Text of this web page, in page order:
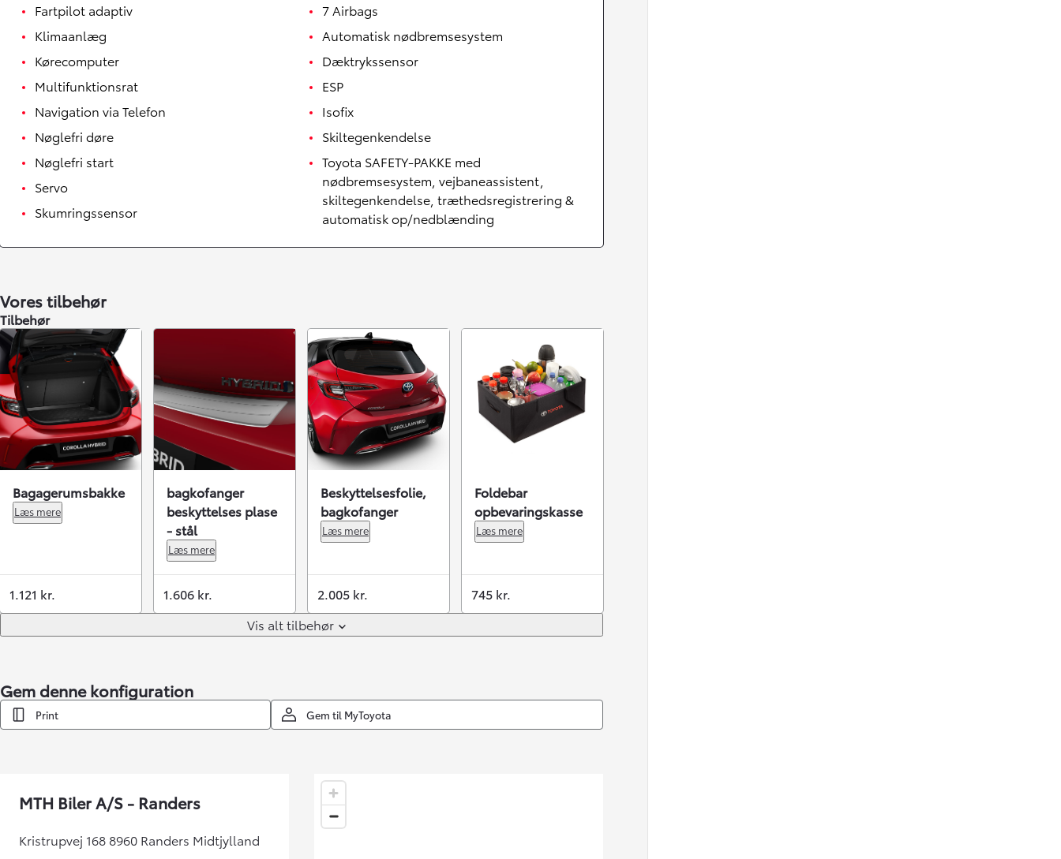
Yaris
Fartpilot adaptiv
Klimaanlæg
Kørecomputer
Multifunktionsrat
Navigation via Telefon
Nøglefri døre
Nøglefri start
Servo
Skumringssensor
7 Airbags
Automatisk nødbremsesystem
Dæktrykssensor
ESP
Isofix
Skiltegenkendelse
Toyota SAFETY-PAKKE med
nødbremsesystem, vejbaneassistent,
skiltegenkendelse, træthedsregistrering &
automatisk op/nedblænding
Vores tilbehør
Tilbehør
Bagagerumsbakke
Læs mere
1.121 kr.
bagkofanger
beskyttelses plase
- stål
Læs mere
1.606 kr.
Beskyttelsesfolie,
bagkofanger
Læs mere
2.005 kr.
Foldebar
opbevaringskasse
Læs mere
745 kr.
Vis alt tilbehør
Gem denne konfiguration
Print Gem til MyToyota
MTH Biler A/S - Randers
Kristrupvej 168 8960 Randers Midtjylland